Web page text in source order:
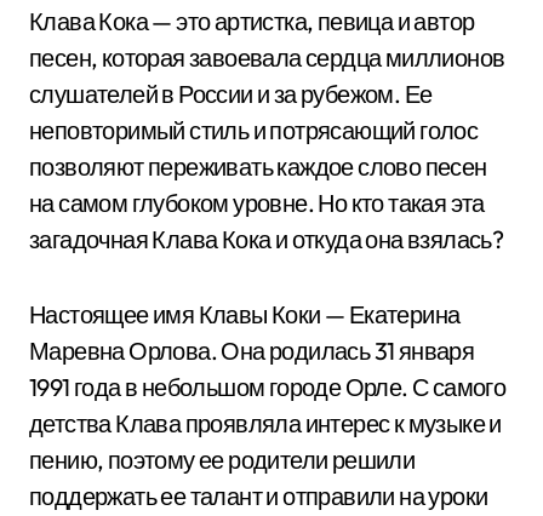
Клава Кока — это артистка, певица и автор
песен, которая завоевала сердца миллионов
слушателей в России и за рубежом. Ее
неповторимый стиль и потрясающий голос
позволяют переживать каждое слово песен
на самом глубоком уровне. Но кто такая эта
загадочная Клава Кока и откуда она взялась?
Настоящее имя Клавы Коки — Екатерина
Маревна Орлова. Она родилась 31 января
1991 года в небольшом городе Орле. С самого
детства Клава проявляла интерес к музыке и
пению, поэтому ее родители решили
поддержать ее талант и отправили на уроки